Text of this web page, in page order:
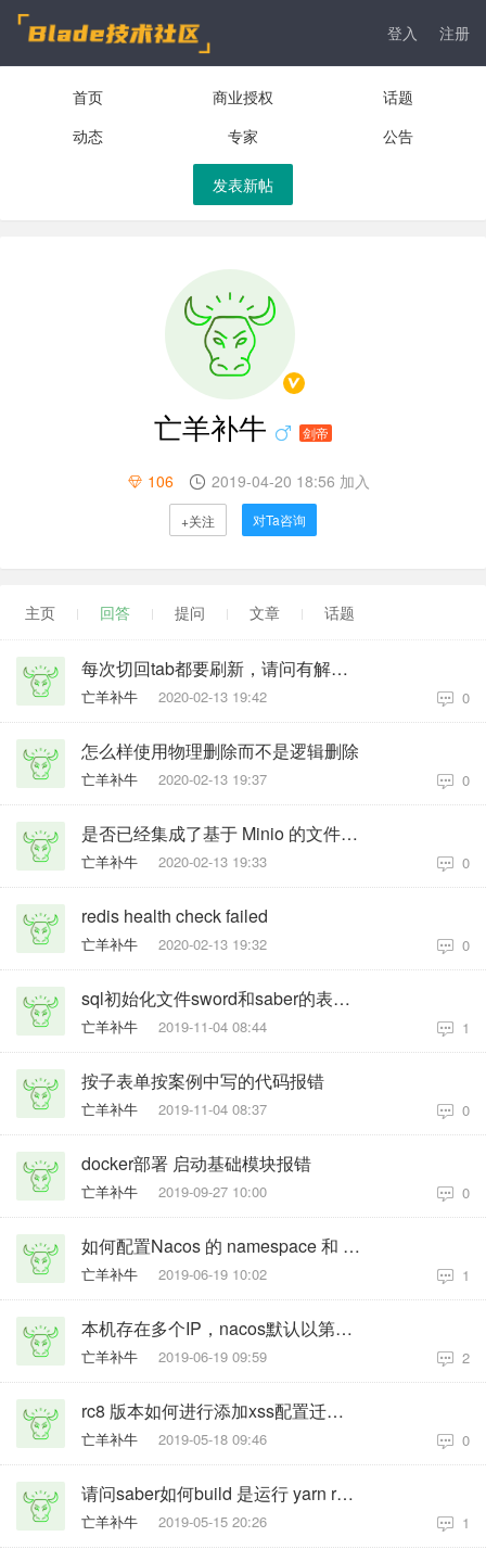
登入 注册
首页 商业授权
话题
动态
专家 公告
发表新帖
亡羊补牛 剑帝
106 2019-04-20 18:56 加入
+关注 对Ta咨询
主页 回答 提问 文章 话题
每次切回tab都要刷新，请问有解决方案吗?
亡羊补牛 2020-02-13 19:42 0
怎么样使用物理删除而不是逻辑删除
亡羊补牛 2020-02-13 19:37 0
是否已经集成了基于 Minio 的文件上传功能？
亡羊补牛 2020-02-13 19:33 0
redis health check failed
亡羊补牛 2020-02-13 19:32 0
sql初始化文件sword和saber的表结构是一样的吗？
亡羊补牛 2019-11-04 08:44 1
​按子表单按案例中写的代码报错
亡羊补牛 2019-11-04 08:37 0
docker部署 启动基础模块报错
亡羊补牛 2019-09-27 10:00 0
如何配置Nacos 的 namespace 和 group
亡羊补牛 2019-06-19 10:02 1
本机存在多个IP，nacos默认以第一个虚拟机IP注册服务，如何指定java -jar 启动时的IP
亡羊补牛 2019-06-19 09:59 2
rc8 版本如何进行添加xss配置迁移，并且配置放行？
亡羊补牛 2019-05-18 09:46 0
请问saber如何build 是运行 yarn run build --production吗
亡羊补牛 2019-05-15 20:26 1